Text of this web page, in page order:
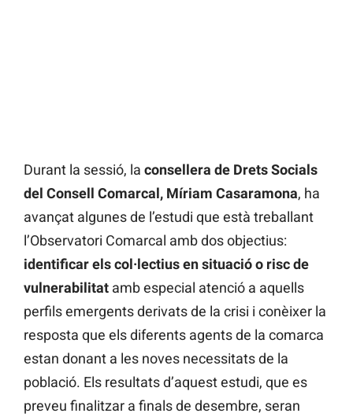
Durant la sessió, la consellera de Drets Socials
del Consell Comarcal, Míriam Casaramona, ha
avançat algunes de l’estudi que està treballant
l’Observatori Comarcal amb dos objectius:
identificar els col·lectius en situació o risc de
vulnerabilitat amb especial atenció a aquells
perfils emergents derivats de la crisi i conèixer la
resposta que els diferents agents de la comarca
estan donant a les noves necessitats de la
població. Els resultats d’aquest estudi, que es
preveu finalitzar a finals de desembre, seran